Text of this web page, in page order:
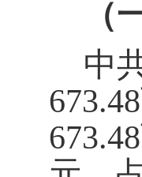
（
中
673.48
673.48